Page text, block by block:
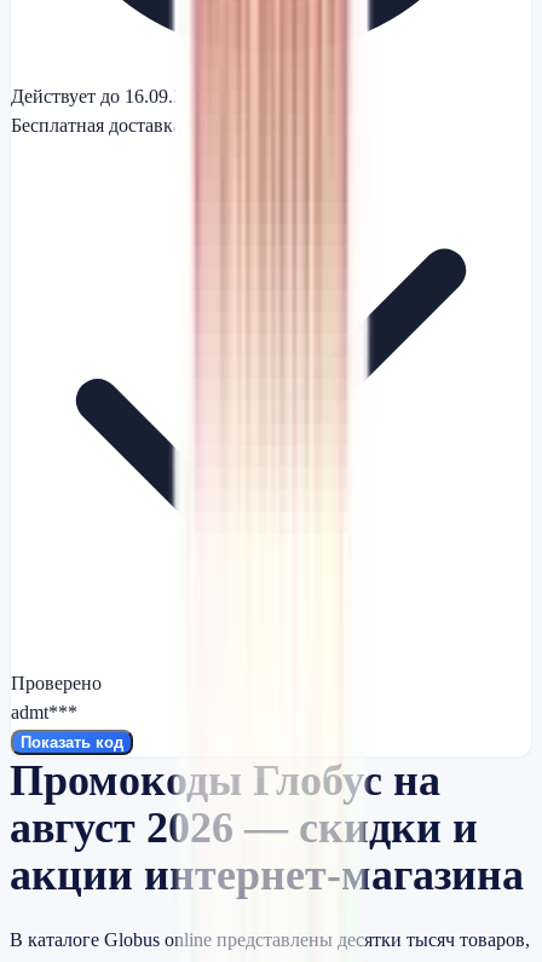
Действует до 16.09.2026
Бесплатная доставка от 3500 руб
Проверено
admt***
Показать код
Промокоды Глобус на
август 2026 — скидки и
акции интернет-магазина
В каталоге Globus online представлены десятки тысяч товаров,